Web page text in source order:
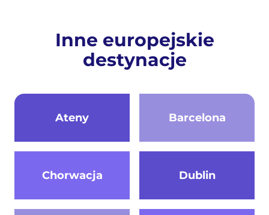
Inne europejskie
destynacje
Ateny Barcelona
Chorwacja Dublin